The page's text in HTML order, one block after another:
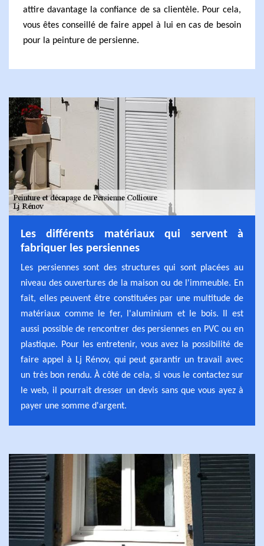
attire davantage la confiance de sa clientèle. Pour cela,
vous êtes conseillé de faire appel à lui en cas de besoin
pour la peinture de persienne.
Les différents matériaux qui servent à
fabriquer les persiennes
Les persiennes sont des structures qui sont placées au
niveau des ouvertures de la maison ou de l'immeuble. En
fait, elles peuvent être constituées par une multitude de
matériaux comme le fer, l'aluminium et le bois. Il est
aussi possible de rencontrer des persiennes en PVC ou en
plastique. Pour les entretenir, vous avez la possibilité de
faire appel à Lj Rénov, qui peut garantir un travail avec
un très bon rendu. À côté de cela, si vous le contactez sur
le web, il pourrait dresser un devis sans que vous ayez à
payer une somme d'argent.